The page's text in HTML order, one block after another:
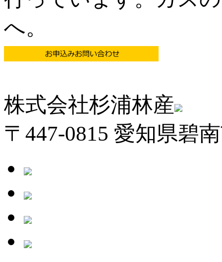
へ。
株式会社杉浦林産
〒447-0815 愛知県碧